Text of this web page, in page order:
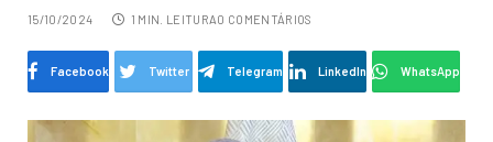
15/10/2024 1 MIN. LEITURA0 COMENTÁRIOS
Facebook Twitter Telegram LinkedIn WhatsApp